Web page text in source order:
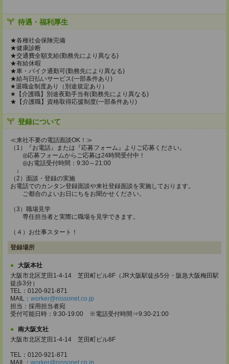
待遇・福利厚生
★各種社会保険完備
★健康診断
★交通費全額支給(勤務先により異なる)
★有給休暇
★車・バイク通勤可(勤務先により異なる)
★給与日払いサービス(一部条件あり)
★退職金制度あり（別途規定あり）
★【介護職】別途夜勤手当有(勤務先により異なる)
★【介護職】資格取得応援制度(一部条件あり)
登録について
≪来社不要の電話面談OK！≫
（1）『お電話』または『応募フォーム』よりご応募ください。
◎応募フォームからご応募は24時間受付中！
◎お電話受付時間：9:30～21:00
↓
（2）面談・登録の実施
お電話でのカンタン登録面談や来社登録面談を実施しております。
ご都合のよいお日にちをお聞かせください。
（3）職場見学
専任担当者と実際に職場を見学できます。
（４）お仕事スタート！
登録場所
大阪本社
大阪市北区芝田1-4-14 芝田町ビル8F（JR大阪駅徒歩5分・阪急大阪梅田駅
徒歩3分）
TEL：0120-921-871
MAIL： worker@nissonet.co.jp
担当：採用担当者宛
受付可能日時：9:30-19:00 ※電話受付時間⇒9:30-21:00
南大阪支社
大阪市北区芝田1-4-14 芝田町ビル8F
TEL：0120-921-871
MAIL： worker@nissonet.cp.jp